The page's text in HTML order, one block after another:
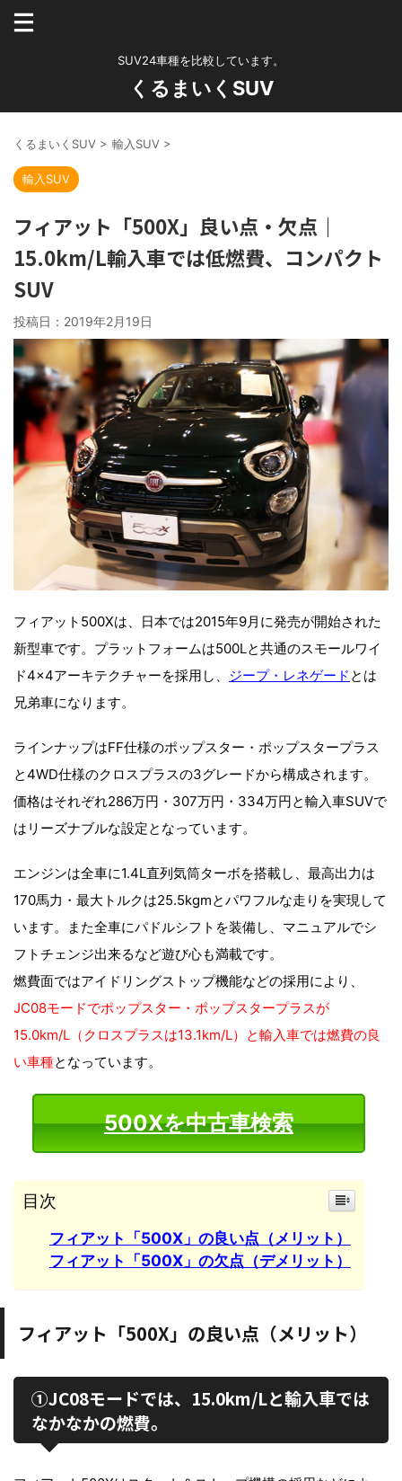
SUV24車種を比較しています。
くるまいくSUV
くるまいくSUV > 輸入SUV >
輸入SUV
フィアット「500X」良い点・欠点｜
15.0km/L輸入車では低燃費、コンパクト
SUV
投稿日： 2019年2月19日
フィアット500Xは、日本では2015年9月に発売が開始された
新型車です。プラットフォームは500Lと共通のスモールワイ
ド4×4アーキテクチャーを採用し、 ジープ・レネゲード とは
兄弟車になります。
ラインナップはFF仕様のポップスター・ポップスタープラス
と4WD仕様のクロスプラスの3グレードから構成されます。
価格はそれぞれ286万円・307万円・334万円と輸入車SUVで
はリーズナブルな設定となっています。
エンジンは全車に1.4L直列気筒ターボを搭載し、最高出力は
170馬力・最大トルクは25.5kgmとパワフルな走りを実現して
います。また全車にパドルシフトを装備し、マニュアルでシ
フトチェンジ出来るなど遊び心も満載です。
燃費面ではアイドリングストップ機能などの採用により、
JC08モードでポップスター・ポップスタープラスが
15.0km/L（クロスプラスは13.1km/L）と輸入車では燃費の良
い車種となっています。
500Xを中古車検索
目次
フィアット「500X」の良い点（メリット）
フィアット「500X」の欠点（デメリット）
フィアット「500X」の良い点（メリット）
①JC08モードでは、15.0km/Lと輸入車では
なかなかの燃費。